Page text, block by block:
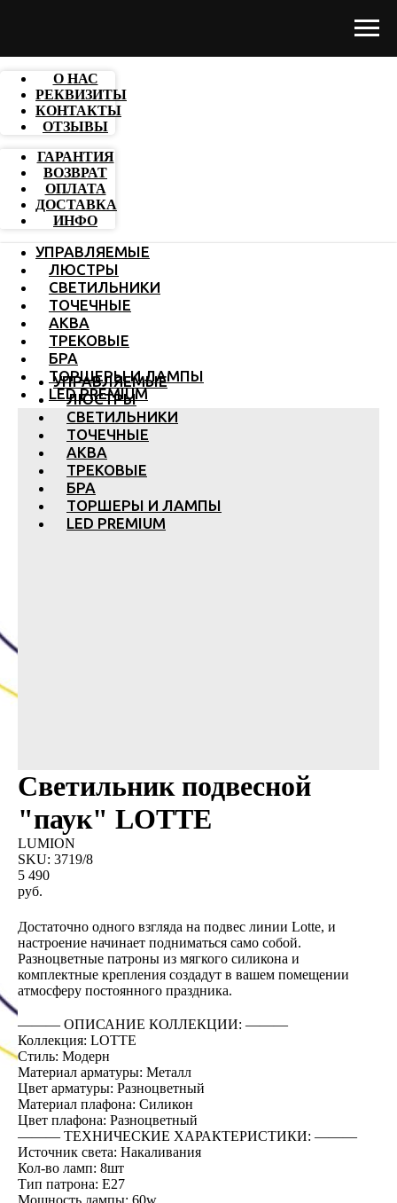
О НАС
РЕКВИЗИТЫ
КОНТАКТЫ
ОТЗЫВЫ
ГАРАНТИЯ
ВОЗВРАТ
ОПЛАТА
ДОСТАВКА
ИНФО
УПРАВЛЯЕМЫЕ
ЛЮСТРЫ
СВЕТИЛЬНИКИ
ТОЧЕЧНЫЕ
АКВА
ТРЕКОВЫЕ
БРА
ТОРШЕРЫ И ЛАМПЫ
LED PREMIUM
УПРАВЛЯЕМЫЕ
ЛЮСТРЫ
СВЕТИЛЬНИКИ
ТОЧЕЧНЫЕ
АКВА
ТРЕКОВЫЕ
БРА
ТОРШЕРЫ И ЛАМПЫ
LED PREMIUM
Светильник подвесной
"паук" LOTTE
LUMION
SKU: 3719/8
5 490
руб.
Достаточно одного взгляда на подвес линии Lotte, и
настроение начинает подниматься само собой.
Разноцветные патроны из мягкого силикона и
комплектные крепления создадут в вашем помещении
атмосферу постоянного праздника.
――― ОПИСАНИЕ КОЛЛЕКЦИИ: ―――
Коллекция: LOTTE
Стиль: Модерн
Материал арматуры: Металл
Цвет арматуры: Разноцветный
Материал плафона: Силикон
Цвет плафона: Разноцветный
――― ТЕХНИЧЕСКИЕ ХАРАКТЕРИСТИКИ: ―――
Источник света: Накаливания
Кол-во ламп: 8шт
Тип патрона: E27
Мощность лампы: 60w